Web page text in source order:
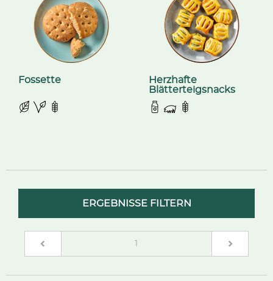
Fossette
Herzhafte
Blätterteigsnacks
ERGEBNISSE FILTERN